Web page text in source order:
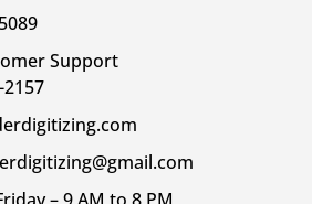
Support
2157